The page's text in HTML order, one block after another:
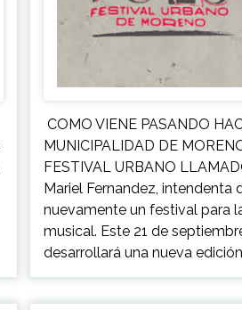
COMO VIENE PASANDO
MUNICIPALIDAD DE
FESTIVAL URBANO
Mariel Fernandez, intendenta
nuevamente un festival para
musical. Este 21 de
desarrollará una nueva